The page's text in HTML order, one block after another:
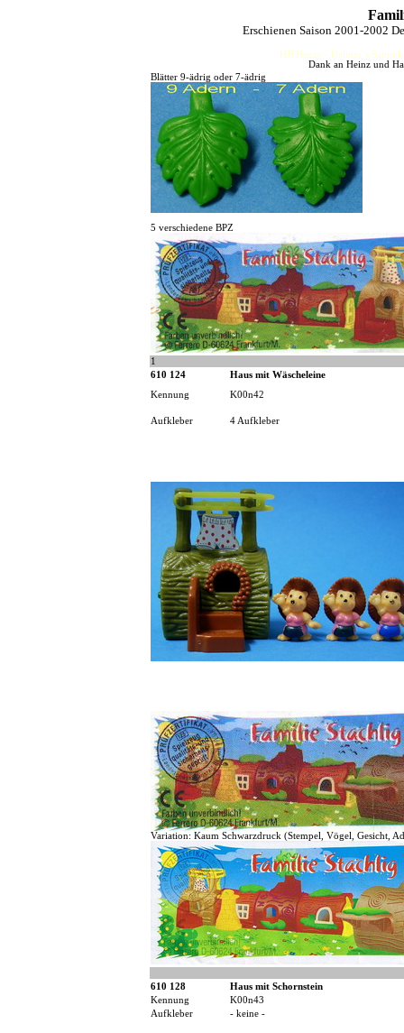
Erschienen Saison 2001-2002
HJFHenze - Helmut´s
Dank an Heinz und
Blätter 9-ädrig oder 7-ädrig
5 verschiedene BPZ
1
610 124
Haus mit Wäscheleine
Kennung
K00n42
Aufkleber 4 Aufkleber
Variation: Kaum Schwarzdruck (Stempel, Vögel, Gesicht,
610 128
Haus mit Schornstein
Kennung
K00n43
Aufkleber
- keine -